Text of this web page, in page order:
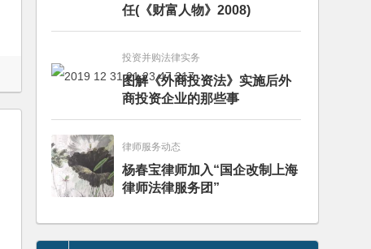
任(《财富人物》2008)
投资并购法律实务
图解《外商投资法》实施后外
商投资企业的那些事
律师服务动态
杨春宝律师加入“国企改制上海
律师法律服务团”